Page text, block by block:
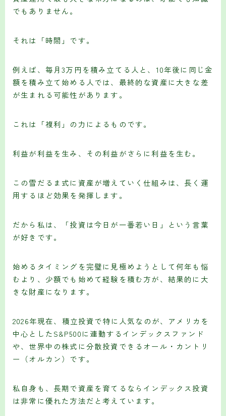
でもありません。
それは「時間」です。
例えば、毎月3万円を積み立てる人と、10年後に同じ金
額を積み立て始める人では、最終的な資産に大きな差
が生まれる可能性があります。
これは「複利」の力によるものです。
利益が利益を生み、その利益がさらに利益を生む。
この雪だるま式に資産が増えていく仕組みは、長く運
用するほど効果を発揮します。
だから私は、「投資は今日が一番若い日」という言葉
が好きです。
始めるタイミングを完璧に見極めようとして何年も悩
むより、少額でも始めて経験を積む方が、結果的に大
きな財産になります。
2026年現在、積立投資で特に人気なのが、アメリカを
中心としたS&P500に連動するインデックスファンド
や、世界中の株式に分散投資できるオール・カントリ
ー（オルカン）です。
私自身も、長期で資産を育てるならインデックス投資
は非常に優れた方法だと考えています。